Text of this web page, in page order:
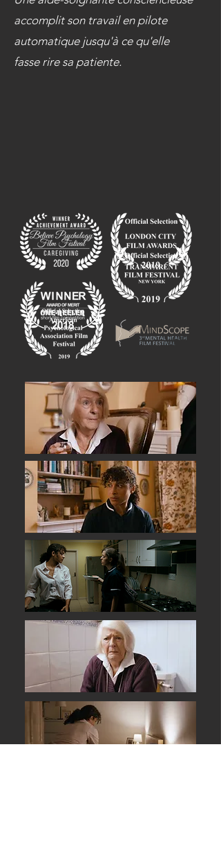
accomplit son travail en pilote
automatique jusqu'à ce qu'elle
fasse rire sa patiente.